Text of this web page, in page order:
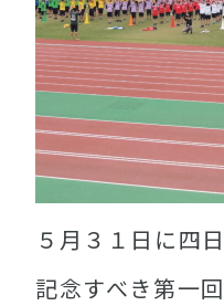
５月３１日に四
記念すべき第一